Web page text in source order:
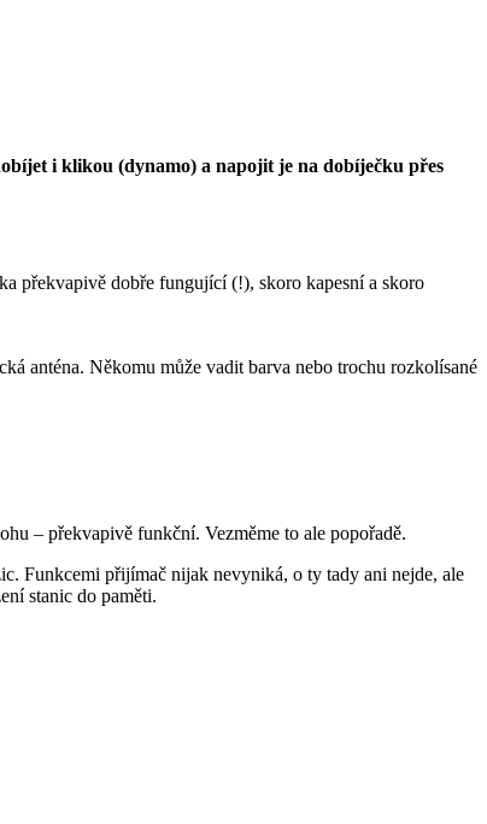
i klikou (dynamo) a napojit je na dobíječku přes
překvapivě dobře fungující (!), skoro kapesní a skoro
anténa. Někomu může vadit barva nebo trochu rozkolísané
– překvapivě funkční. Vezměme to ale popořadě.
Funkcemi přijímač nijak nevyniká, o ty tady ani nejde, ale
stanic do paměti.